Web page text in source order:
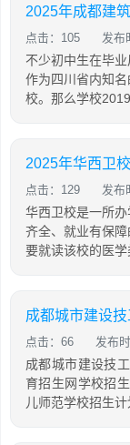
2025年成都建
点击：105 发布
不少初中生在毕
作为四川省内知
校。那么学校
2025年华西卫
点击：129 发布
华西卫校是一所
齐全、就业有保
要就读该校的医学
成都城市建设
点击：66 发布
成都城市建设技
育招生网学校招
儿师范学校招生